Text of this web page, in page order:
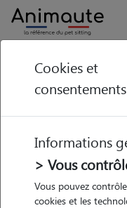
Animaute Ile-de-France
• 19 ans
Cookies et
consentements
Informations
> Vous
Vous pouvez
cookies et les